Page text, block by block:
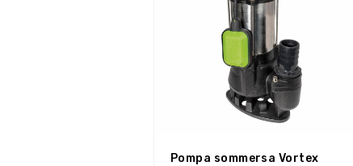
Pompa sommersa Vortex